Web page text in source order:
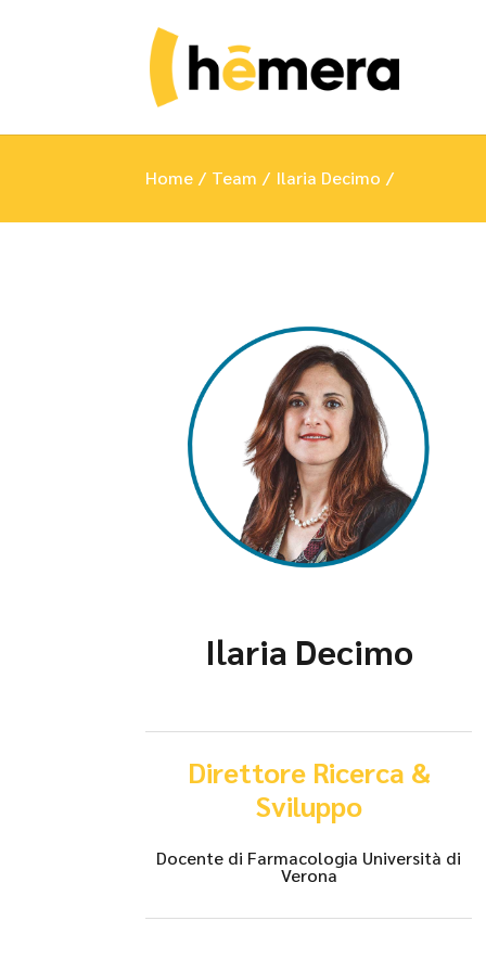
Home Team Ilaria Decimo
Ilaria Decimo
Direttore Ricerca &
Sviluppo
Docente di Farmacologia Università di
Verona